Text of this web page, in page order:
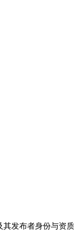
发布者身份与资